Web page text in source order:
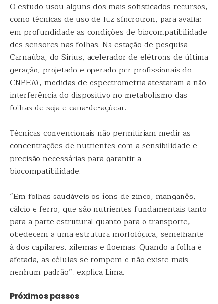
O estudo usou alguns dos mais sofisticados recursos,
como técnicas de uso de luz síncrotron, para avaliar
em profundidade as condições de biocompatibilidade
dos sensores nas folhas. Na estação de pesquisa
Carnaúba, do Sirius, acelerador de elétrons de última
geração, projetado e operado por profissionais do
CNPEM, medidas de espectrometria atestaram a não
interferência do dispositivo no metabolismo das
folhas de soja e cana-de-açúcar.
Técnicas convencionais não permitiriam medir as
concentrações de nutrientes com a sensibilidade e
precisão necessárias para garantir a
biocompatibilidade.
“Em folhas saudáveis os íons de zinco, manganês,
cálcio e ferro, que são nutrientes fundamentais tanto
para a parte estrutural quanto para o transporte,
obedecem a uma estrutura morfológica, semelhante
à dos capilares, xilemas e floemas. Quando a folha é
afetada, as células se rompem e não existe mais
nenhum padrão”, explica Lima.
Próximos passos